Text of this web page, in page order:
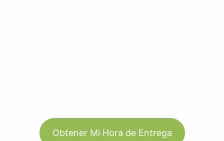
Obtener Mi Hora de Entrega